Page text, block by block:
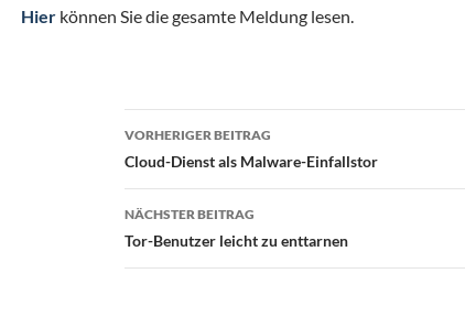
Hier können Sie die gesamte Meldung lesen.
Beitragsnavigation
VORHERIGER BEITRAG
Cloud-Dienst als Malware-Einfallstor
NÄCHSTER BEITRAG
Tor-Benutzer leicht zu enttarnen